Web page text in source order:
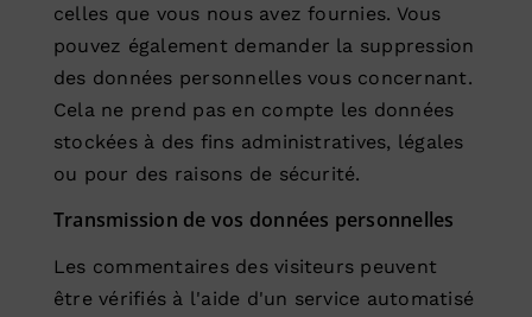
celles que vous nous avez fournies. Vous
pouvez également demander la suppression
des données personnelles vous concernant.
Cela ne prend pas en compte les données
stockées à des fins administratives, légales
ou pour des raisons de sécurité.
Transmission de vos données personnelles
Les commentaires des visiteurs peuvent
être vérifiés à l'aide d'un service automatisé